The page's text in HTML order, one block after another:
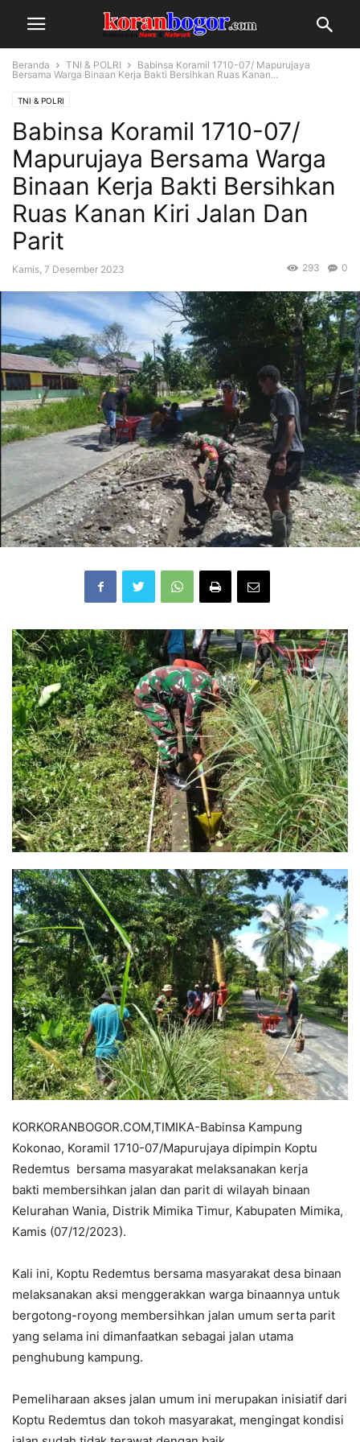
Beranda TNI & POLRI
Babinsa Koramil 1710-07/ Mapurujaya
Bersama Warga Binaan Kerja Bakti Bersihkan Ruas Kanan...
TNI & POLRI
Babinsa Koramil 1710-07/
Mapurujaya Bersama Warga
Binaan Kerja Bakti Bersihkan
Ruas Kanan Kiri Jalan Dan
Parit
Kamis, 7 Desember 2023 0
293
KORKORANBOGOR.COM,TIMIKA-Babinsa Kampung
Kokonao, Koramil 1710-07/Mapurujaya dipimpin Koptu
Redemtus bersama masyarakat melaksanakan kerja
bakti membersihkan jalan dan parit di wilayah binaan
Kelurahan Wania, Distrik Mimika Timur, Kabupaten Mimika,
Kamis (07/12/2023).
Kali ini, Koptu Redemtus bersama masyarakat desa binaan
melaksanakan aksi menggerakkan warga binaannya untuk
bergotong-royong membersihkan jalan umum serta parit
yang selama ini dimanfaatkan sebagai jalan utama
penghubung kampung.
Pemeliharaan akses jalan umum ini merupakan inisiatif dari
Koptu Redemtus dan tokoh masyarakat, mengingat kondisi